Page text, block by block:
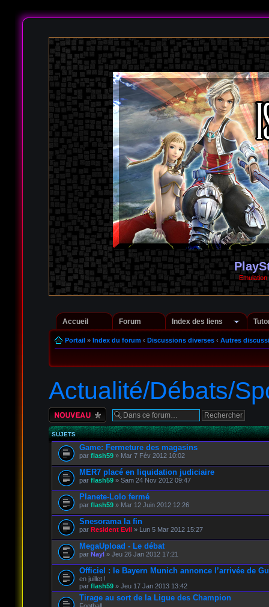
Accueil Forum Index des liens
Portail» Index du forum ‹ Discussions diverses ‹ Autres
Actualité/Débats/
Écrire un nouveau
sujet
SUJETS
Game: Fermeture des magasins
par flash59» Mar 7 Fév 2012 10:02
MER7 placé en liquidation judiciaire
par flash59» Sam 24 Nov 2012 09:47
Planete-Lolo fermé
par flash59» Mar 12 Juin 2012 12:26
Snesorama la fin
par Resident Evil» Lun 5 Mar 2012 15:27
MegaUpload - Le débat
par Nayl» Jeu 26 Jan 2012 17:21
Officiel : le Bayern Munich annonce l’arrivée de
en juillet !
par flash59» Jeu 17 Jan 2013 13:42
Tirage au sort de la Ligue des Champion
Football